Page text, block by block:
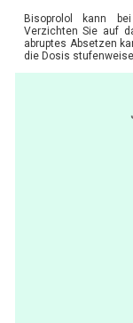
Bisoprolol kann
Verzichten Sie auf
abruptes Absetzen
die Dosis